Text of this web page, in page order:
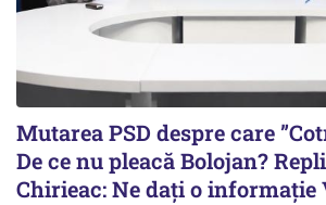
Mutarea PSD despre care
De ce nu pleacă Bolojan?
Chirieac: Ne dați o informație